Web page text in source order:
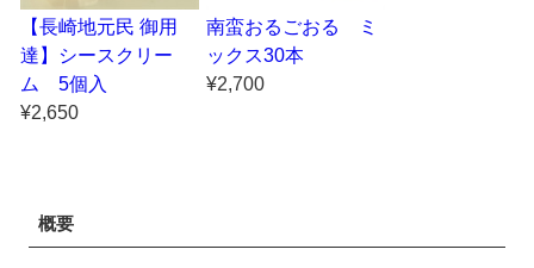
【長崎地元民 御用
達】シースクリー
ム 5個入
¥2,650
南蛮おるごおる ミ
ックス30本
¥2,700
概要